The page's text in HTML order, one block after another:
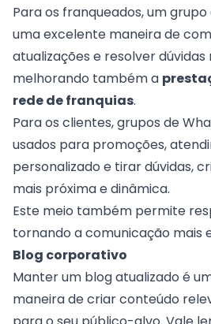
Para os franqueados, um
uma excelente maneira de
atualizações e resolver
melhorando também a
rede de franquias.
Para os clientes, grupos de
usados para promoções,
personalizado e tirar dúvidas,
mais próxima e dinâmica.
Este meio também permite
tornando a comunicação mais
Blog corporativo
Manter um blog atualizado é
maneira de criar conteúdo